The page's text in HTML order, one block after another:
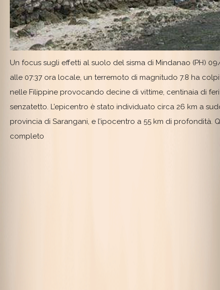
Un focus sugli effetti al suolo del sisma di Mindanao (PH)
alle 07:37 ora locale, un terremoto di magnitudo 7.8 ha
nelle Filippine provocando decine di vittime, centinaia di
senzatetto. L’epicentro è stato individuato circa 26 km a
provincia di Sarangani, e l’ipocentro a 55 km di profondità.
completo